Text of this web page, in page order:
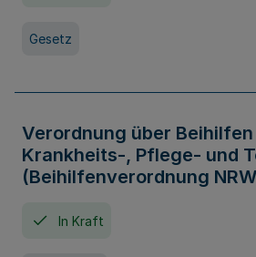
Gesetz
Verordnung über
Krankheits-, Pflege- und
(Beihilfenverordnung
In Kraft